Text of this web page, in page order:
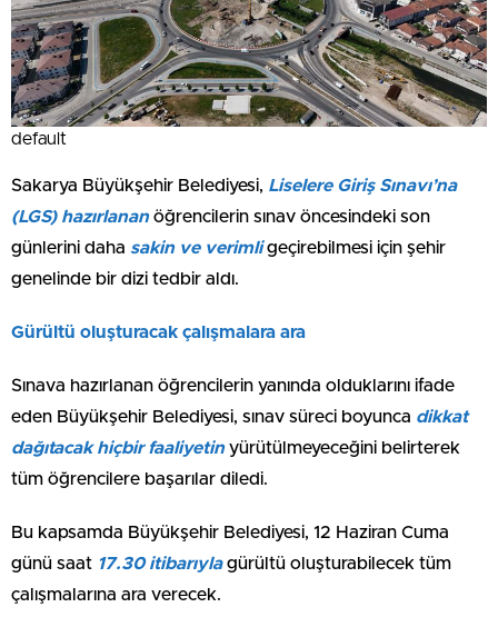
default
Sakarya Büyükşehir Belediyesi, Liselere Giriş Sınavı’na
(LGS) hazırlananöğrencilerin sınav öncesindeki son
günlerini daha sakin ve verimligeçirebilmesi için şehir
genelinde bir dizi tedbir aldı.
Gürültü oluşturacak çalışmalara ara
Sınava hazırlanan öğrencilerin yanında olduklarını ifade
eden Büyükşehir Belediyesi, sınav süreci boyunca dikkat
dağıtacak hiçbir faaliyetinyürütülmeyeceğini belirterek
tüm öğrencilere başarılar diledi.
Bu kapsamda Büyükşehir Belediyesi, 12 Haziran Cuma
günü saat 17.30 itibarıylagürültü oluşturabilecek tüm
çalışmalarına ara verecek.